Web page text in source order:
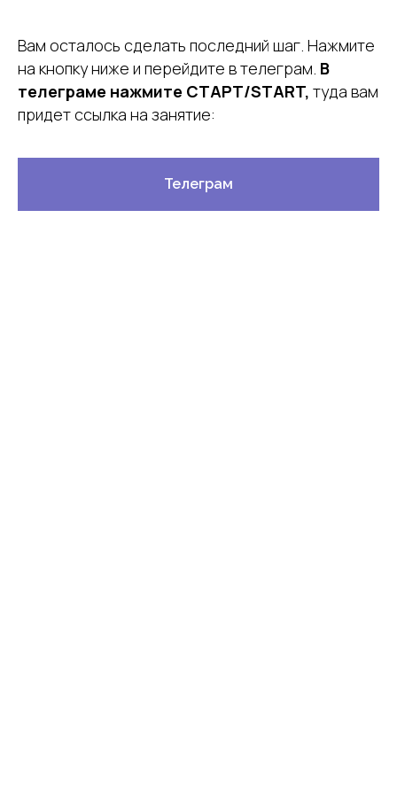
Вам осталось сделать последний шаг. Нажмите
на кнопку ниже и перейдите в телеграм. В
телеграме нажмите СТАРТ/START, туда вам
придет ссылка на занятие:
Телеграм